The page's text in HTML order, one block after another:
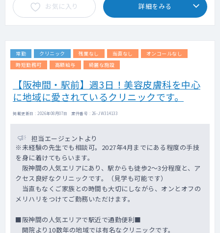
お気に入り 詳細をみる
常勤 クリニック 残業なし 当直なし
オンコールなし
時短勤務可
高額給与 綺麗な施設
【阪神間・駅前】週3日！美容皮膚科を中心
に地域に愛されているクリニックです。
掲載更新日 : 2026年08月07日 案件番号 : 26-JW314133
担当エージェントより
※未経験の先生でも相談可。2027年4月までにある程度の手技
を身に着けてもらいます。
阪神間の人気エリアにあり、駅からも徒歩2～3分程度と、ア
クセス良好なクリニックです。（見学も可能です）
当直もなくご家族との時間も大切にしながら、オンとオフの
メリハリをつけてご勤務いただけます。
■阪神間の人気エリアで駅近で通勤便利■
開院より10数年の地域では有名なクリニックです。